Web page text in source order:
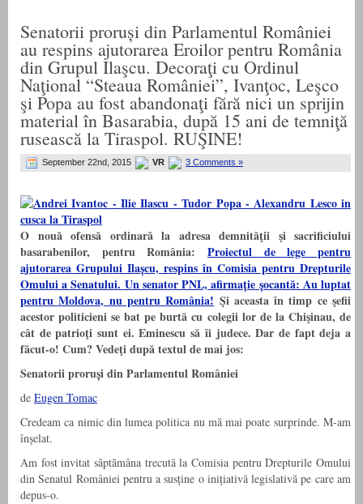
Senatorii proruși din Parlamentul României
au respins ajutorarea Eroilor pentru România
din Grupul Ilaşcu. Decoraţi cu Ordinul
Naţional “Steaua României”, Ivanţoc, Leşco
şi Popa au fost abandonaţi fără nici un sprijin
material în Basarabia, după 15 ani de temniţă
rusească la Tiraspol. RUŞINE!
September 22nd, 2015 VR 3 Comments »
O nouă ofensă ordinară la adresa demnităţii şi sacrificiului
basarabenilor, pentru România: Proiectul de lege pentru
ajutorarea Grupului Ilașcu, respins în Comisia pentru Drepturile
Omului a Senatului. Un senator PNL, afirmație șocantă: Au luptat
pentru Moldova, nu pentru România! Şi aceasta în timp ce şefii
acestor politicieni se bat pe burtă cu colegii lor de la Chişinau, de
cât de patrioţi sunt ei. Eminescu să îi judece. Dar de fapt deja a
făcut-o! Cum? Vedeţi după textul de mai jos:
Senatorii proruși din Parlamentul României
de Eugen Tomac
Credeam ca nimic din lumea politica nu mă mai poate surprinde. M-am
înșelat.
Am fost invitat săptămâna trecută la Comisia pentru Drepturile Omului
din Senatul României pentru a susține o inițiativă legislativă pe care am
depus-o.